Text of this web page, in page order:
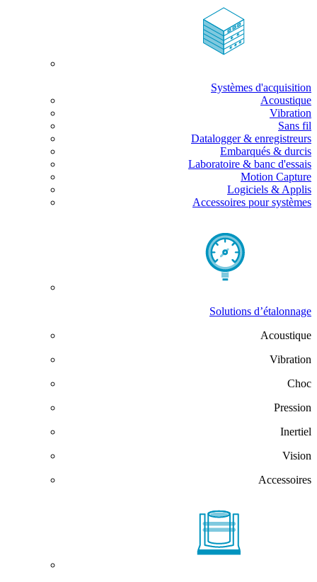
Systèmes d'acquisition
Acoustique
Vibration
Sans fil
Datalogger & enregistreurs
Embarqués & durcis
Laboratoire & banc d'essais
Motion Capture
Logiciels & Applis
Accessoires pour systèmes
Solutions d’étalonnage
Acoustique
Vibration
Choc
Pression
Inertiel
Vision
Accessoires